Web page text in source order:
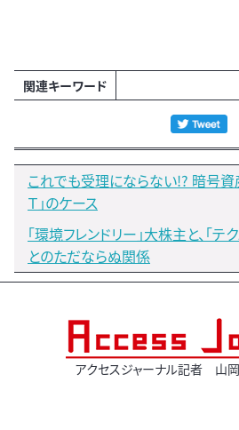
関連キーワード
これでも受理にならない!? 暗号資
Ｔ」のケース
「環境フレンドリー」大株主と、「テ
とのただならぬ関係
アクセスジャーナル記者 山